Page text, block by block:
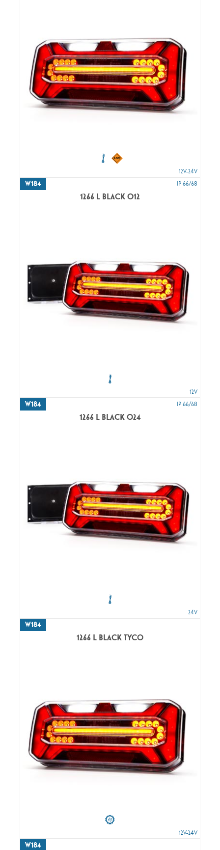
12V-24V
W184 IP 66/68
1266 L BLACK O12
12V
W184 IP 66/68
1266 L BLACK O24
24V
W184
1266 L BLACK TYCO
12V-24V
W184